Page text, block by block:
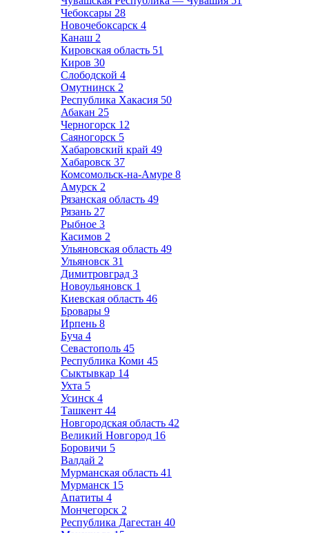
Чебоксары 28
Новочебоксарск 4
Канаш 2
Кировская область 51
Киров 30
Слободской 4
Омутнинск 2
Республика Хакасия 50
Абакан 25
Черногорск 12
Саяногорск 5
Хабаровский край 49
Хабаровск 37
Комсомольск-на-Амуре 8
Амурск 2
Рязанская область 49
Рязань 27
Рыбное 3
Касимов 2
Ульяновская область 49
Ульяновск 31
Димитровград 3
Новоульяновск 1
Киевская область 46
Бровары 9
Ирпень 8
Буча 4
Севастополь 45
Республика Коми 45
Сыктывкар 14
Ухта 5
Усинск 4
Ташкент 44
Новгородская область 42
Великий Новгород 16
Боровичи 5
Валдай 2
Мурманская область 41
Мурманск 15
Апатиты 4
Мончегорск 2
Республика Дагестан 40